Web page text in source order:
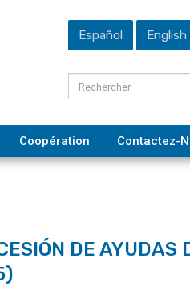
Español English
Coopération Contactez-
DE AYUDAS